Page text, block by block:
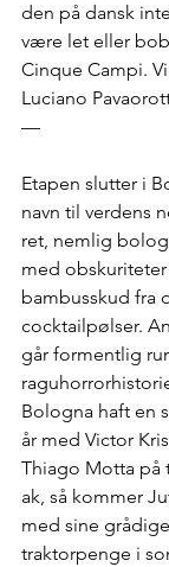
den på dansk
være let eller
Cinque Campi.
Luciano
—
Etapen slutter i
navn til verdens
ret, nemlig
med
bambusskud fra
cocktailpølser.
går formentlig
Bologna haft en
år med Victor
Thiago Motta
ak, så kommer
med sine
traktorpenge i